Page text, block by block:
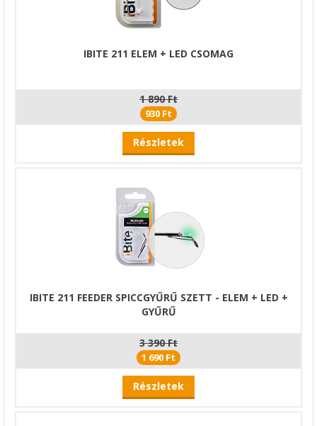
IBITE 211 ELEM + LED CSOMAG
1 890 Ft
930 Ft
Részletek
IBITE 211 FEEDER SPICCGYŰRŰ SZETT - ELEM + LED +
GYŰRŰ
3 390 Ft
1 690 Ft
Részletek